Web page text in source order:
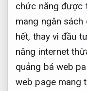
chức năng được
mang ngân sách
hết, thay vì đầu
năng internet
quảng bá web
web page mang